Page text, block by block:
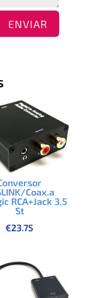
ENVIAR
Coax.a
RCA+Jack 3.5
St
€23.75